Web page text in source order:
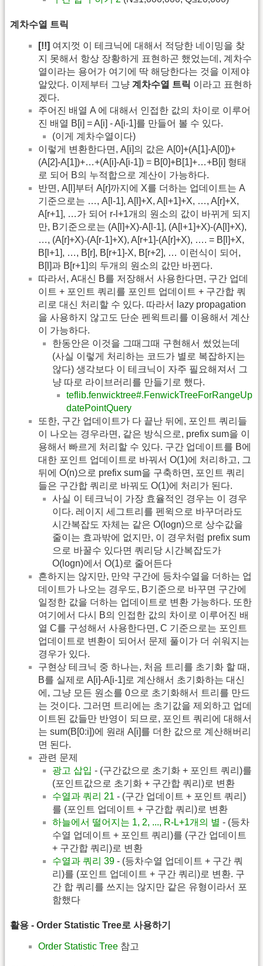
계차수열 트릭
[!!] 여지껏 이 테크닉에 대해서 적당한 네이밍을 찾
지 못해서 항상 장황하게 표현하곤 했었는데, 계차수
열이라는 용어가 여기에 딱 해당한다는 것을 이제야
알았다. 이제부터 그냥 계차수열 트릭 이라고 표현하
겠다.
주어진 배열 A 에 대해서 인접한 값의 차이로 이루어
진 배열 B[i] = A[i] - A[i-1]를 만들어 볼 수 있다.
(이게 계차수열이다)
이렇게 변환한다면, A[i]의 값은 A[0]+(A[1]-A[0])+
(A[2]-A[1])+…+(A[i]-A[i-1]) = B[0]+B[1]+…+B[i] 형태
로 되어 B의 누적합으로 계산이 가능하다.
반면, A[l]부터 A[r]까지에 X를 더하는 업데이트는 A
기준으로는 …, A[l-1], A[l]+X, A[l+1]+X, …, A[r]+X,
A[r+1], …가 되어 r-l+1개의 원소의 값이 바뀌게 되지
만, B기준으로는 (A[l]+X)-A[l-1], (A[l+1]+X)-(A[l]+X),
…, (A[r]+X)-(A[r-1]+X), A[r+1]-(A[r]+X), …. = B[l]+X,
B[l+1], …, B[r], B[r+1]-X, B[r+2], … 이런식이 되어,
B[l]과 B[r+1]의 두개의 원소의 값만 바뀐다.
따라서, A대신 B를 저장해서 사용한다면, 구간 업데
이트 + 포인트 쿼리를 포인트 업데이트 + 구간합 쿼
리로 대신 처리할 수 있다. 따라서 lazy propagation
을 사용하지 않고도 단순 펜윅트리를 이용해서 계산
이 가능하다.
한동안은 이것을 그때그때 구현해서 썼었는데
(사실 이렇게 처리하는 코드가 별로 복잡하지는
않다) 생각보다 이 테크닉이 자주 필요해져서 그
냥 따로 라이브러리를 만들기로 했다.
teflib.fenwicktree#.FenwickTreeForRangeUp
datePointQuery
또한, 구간 업데이트가 다 끝난 뒤에, 포인트 쿼리들
이 나오는 경우라면, 같은 방식으로, prefix sum을 이
용해서 빠르게 처리할 수 있다. 구간 업데이트를 B에
대한 포인트 업데이트로 바꿔서 O(1)에 처리하고, 그
뒤에 O(n)으로 prefix sum을 구축하면, 포인트 쿼리
들은 구간합 쿼리로 바꿔도 O(1)에 처리가 된다.
사실 이 테크닉이 가장 효율적인 경우는 이 경우
이다. 레이지 세그트리를 펜윅으로 바꾸더라도
시간복잡도 자체는 같은 O(logn)으로 상수값을
줄이는 효과밖에 없지만, 이 경우처럼 prefix sum
으로 바꿀수 있다면 쿼리당 시간복잡도가
O(logn)에서 O(1)로 줄어든다
흔하지는 않지만, 만약 구간에 등차수열을 더하는 업
데이트가 나오는 경우도, B기준으로 바꾸면 구간에
일정한 값을 더하는 업데이트로 변환 가능하다. 또한
여기에서 다시 B의 인접한 값의 차이로 이루어진 배
열 C를 구성해서 사용한다면, C 기준으로는 포인트
업데이트로 변환이 되어서 문제 풀이가 더 쉬워지는
경우가 있다.
구현상 테크닉 중 하나는, 처음 트리를 초기화 할 때,
B를 실제로 A[i]-A[i-1]로 계산해서 초기화하는 대신
에, 그냥 모든 원소를 0으로 초기화해서 트리를 만드
는 것이다. 그러면 트리에는 초기값을 제외하고 업데
이트된 값들만 반영이 되므로, 포인트 쿼리에 대해서
는 sum(B[0:i])에 원래 A[i]를 더한 값으로 계산해버리
면 된다.
관련 문제
광고 삽입 - (구간값으로 초기화 + 포인트 쿼리)를
(포인트값으로 초기화 + 구간합 쿼리)로 변환
수열과 쿼리 21 - (구간 업데이트 + 포인트 쿼리)
를 (포인트 업데이트 + 구간합 쿼리)로 변환
하늘에서 떨어지는 1, 2, ..., R-L+1개의 별 - (등차
수열 업데이트 + 포인트 쿼리)를 (구간 업데이트
+ 구간합 쿼리)로 변환
수열과 쿼리 39 - (등차수열 업데이트 + 구간 쿼
리)를 (포인트 업데이트 + 구간 쿼리)로 변환. 구
간 합 쿼리를 쓰지는 않지만 같은 유형이라서 포
함했다
활용 - Order Statistic Tree로 사용하기
Order Statistic Tree 참고